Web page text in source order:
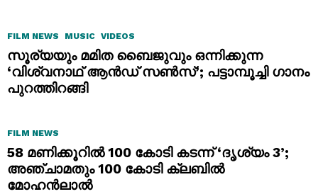
FILM NEWS MUSIC VIDEOS
സൂര്യയും മമിത ബൈജുവും ഒന്നിക്കുന്ന
‘വിശ്വനാഥ് ആൻഡ് സൺസ്’; പട്ടാമ്പൂച്ചി ഗാനം
പുറത്തിറങ്ങി
FILM NEWS
58 മണിക്കൂറിൽ 100 കോടി കടന്ന് ‘ദൃശ്യം 3’;
അഞ്ചാമതും 100 കോടി ക്ലബിൽ
മോഹൻലാൽ